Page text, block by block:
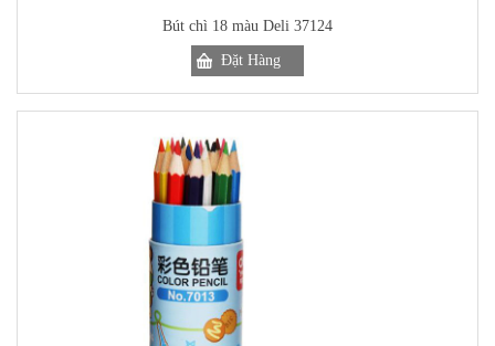
Bút chì 18 màu Deli 37124